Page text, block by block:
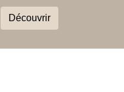
Découvrir